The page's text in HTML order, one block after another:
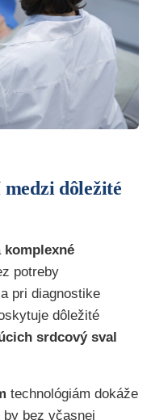
dôležité
komplexné
potreby
pri diagnostike
dôležité
srdcový sval
technológiám dokáže
bez včasnej